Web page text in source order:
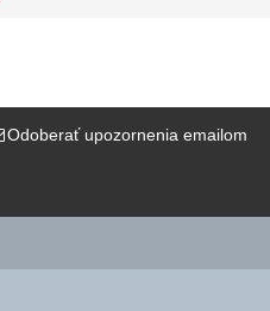
Odoberať upozornenia emailom